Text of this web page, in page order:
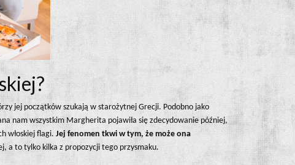
jej początków szukają w starożytnej Grecji. Podobno jako
nam wszystkim Margherita pojawiła się zdecydowanie później,
włoskiej flagi. Jej fenomen tkwi w tym, że może ona
a to tylko kilka z propozycji tego przysmaku.